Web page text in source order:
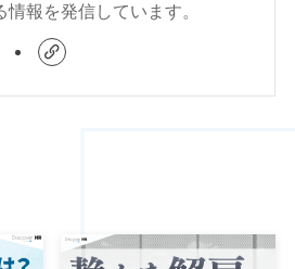
情報を発信しています。